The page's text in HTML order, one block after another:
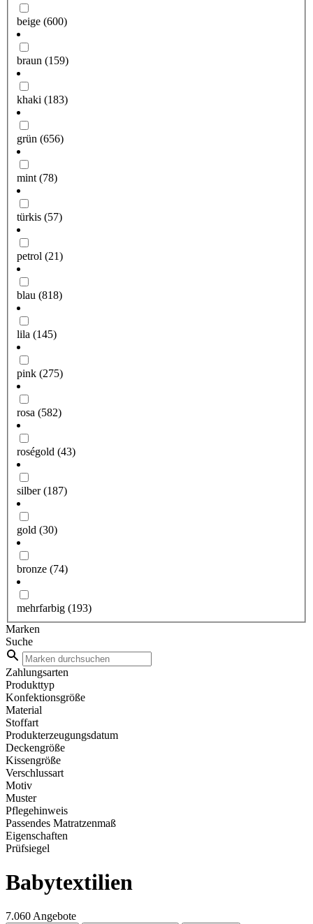
beige (600)
braun (159)
khaki (183)
grün (656)
mint (78)
türkis (57)
petrol (21)
blau (818)
lila (145)
pink (275)
rosa (582)
roségold (43)
silber(187)
gold (30)
bronze (74)
mehrfarbig (193)
Marken
Suche
Zahlungsarten
Produkttyp
Konfektionsgröße
Material
Stoffart
Produkterzeugungsdatum
Deckengröße
Kissengröße
Verschlussart
Motiv
Muster
Pflegehinweis
Passendes Matratzenmaß
Eigenschaften
Prüfsiegel
Babytextilien
7.060 Angebote